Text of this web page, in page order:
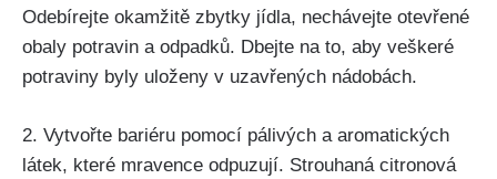
Odebírejte okamžitě zbytky jídla, nechávejte otevřené
obaly potravin a odpadků. Dbejte na to,⁢ aby veškeré⁣
potraviny ​byly uloženy v uzavřených nádobách.
2.‌ Vytvořte bariéru pomocí pálivých ‌a aromatických
látek,‍ které ⁢mravence ⁤odpuzují. Strouhaná citronová